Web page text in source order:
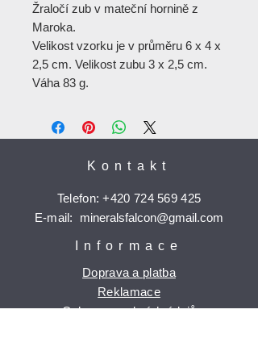
Žraločí zub v mateční hornině z
Maroka.
Velikost vzorku je v průměru 6 x 4 x
2,5 cm. Velikost zubu 3 x 2,5 cm.
Váha 83 g.
Kontakt
Telefon:+420 724 569 425
E-mail: mineralsfalcon@gmail.com
Informace
Doprava a platba
Reklamace
Ochrana osobních údajů